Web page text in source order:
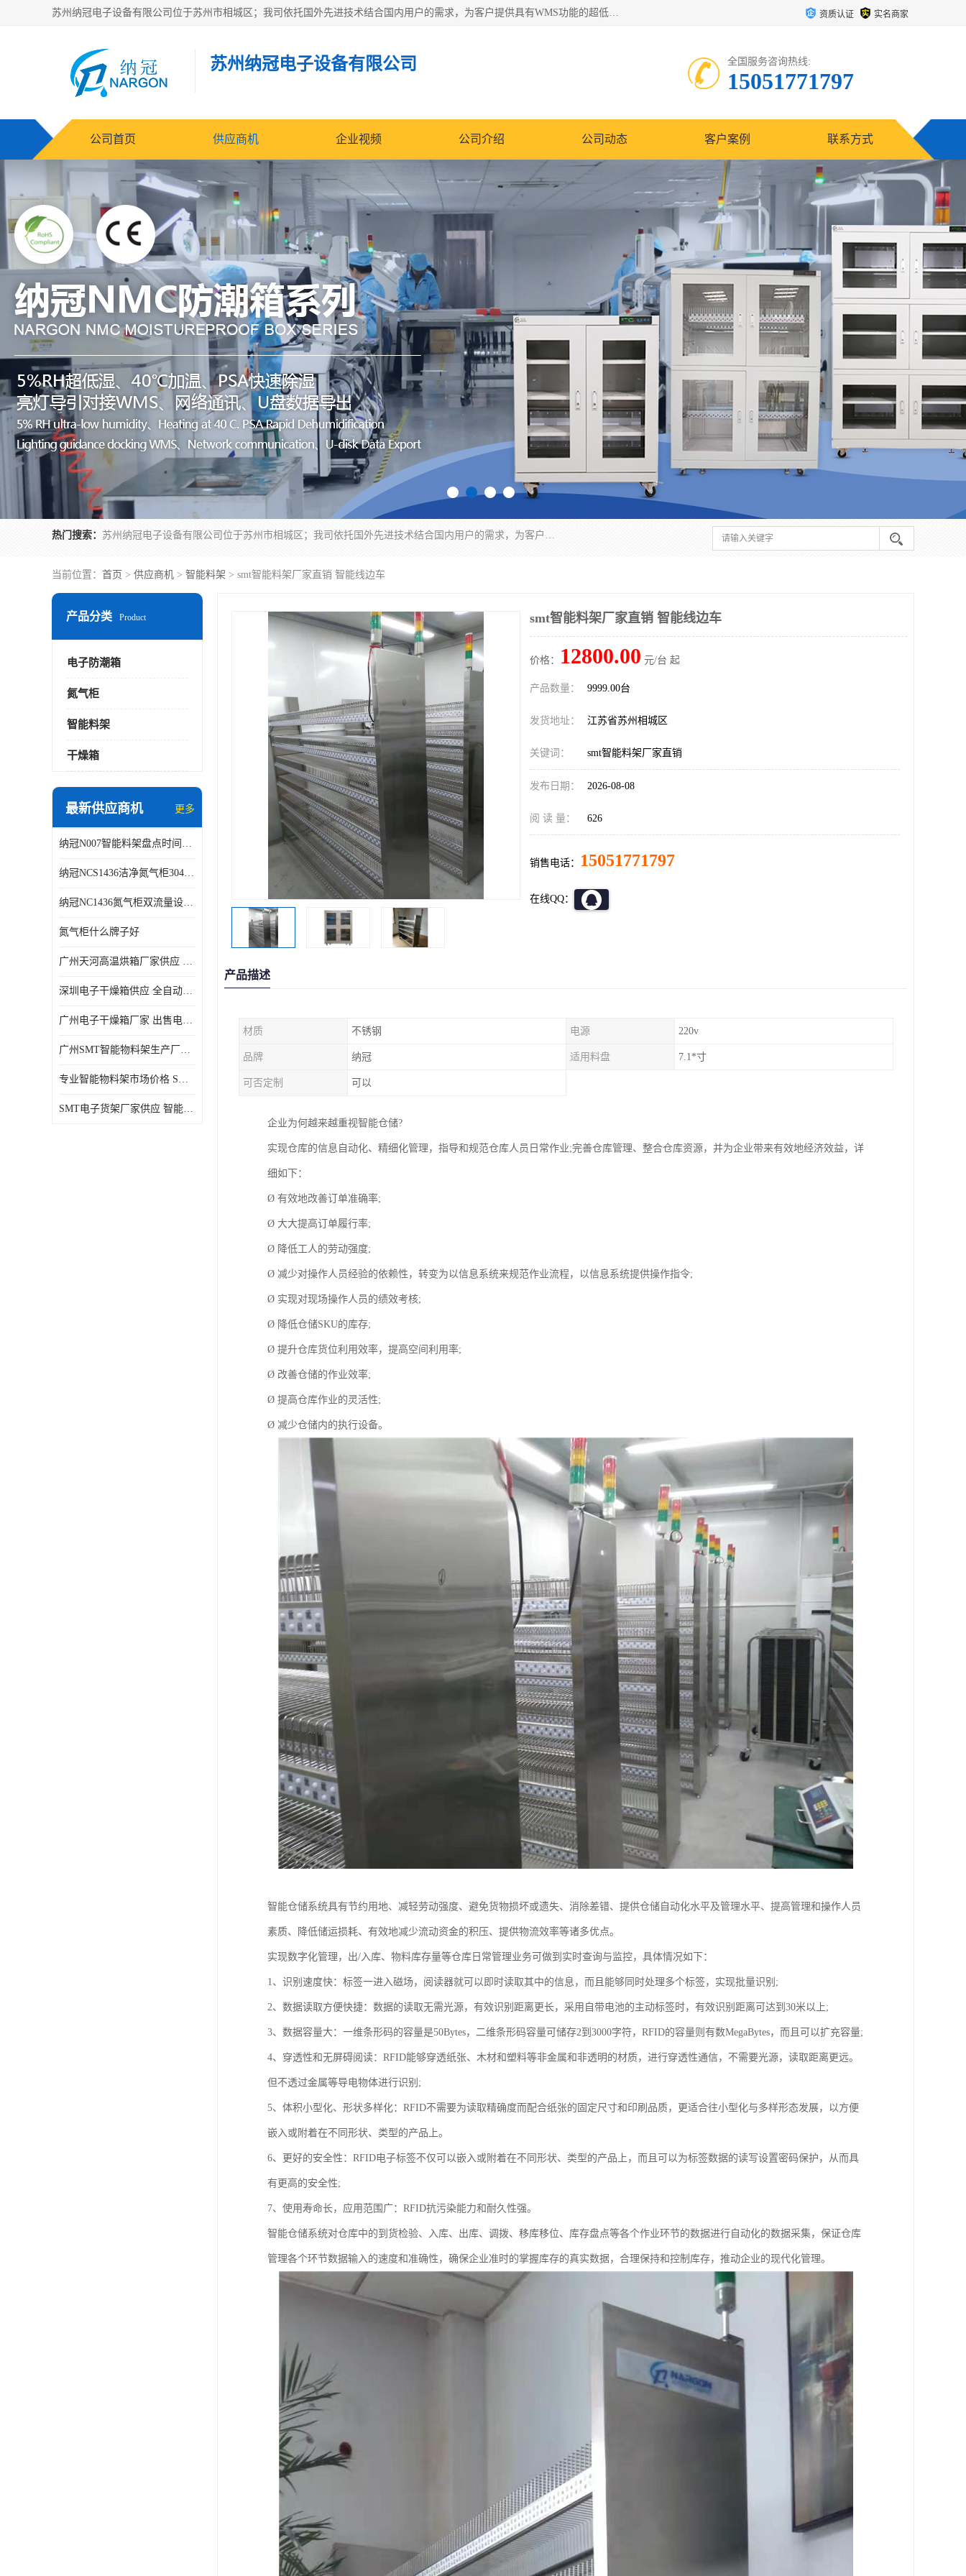
苏州纳冠电子设备有限公司位于苏州市相城区；我司依托国外先进技术结合国内用户的需求，为客户提供具有WMS功能的超低湿快速除湿电子防潮，压缩空气连续干燥柜、智能物料管理氮气储物柜、自制氮氮气柜、防潮氮气组合柜、不锈钢洁净氮气柜、洁净储物柜、石墨舟柜、亮灯导引丝网板存储柜、PCB柔性板气密干燥柜等 资质认证 实名商家
苏州纳冠电子设备有限公司 全国服务咨询热线:
15051771797
公司首页 供应商机 企业视频 公司介绍 公司动态 客户案例 联系方式
热门搜索： 苏州纳冠电子设备有限公司位于苏州市相城区；我司依托国外先进技术结合国内用户的需求，为客户提供具有WMS功能的超低湿快速除湿电子防潮，压缩空气连续干燥柜、智能物料管理氮气储物柜、自制氮氮气柜、防潮氮气组合柜、不锈钢洁净氮气柜、洁净储物柜、石墨舟柜、亮灯导引丝网板存储柜、PCB柔性板气密干燥柜等
当前位置： 首页 > 供应商机 > 智能料架 > smt智能料架厂家直销 智能线边车
产品分类 Product
电子防潮箱
氮气柜
智能料架
干燥箱
最新供应商机 更多
纳冠N007智能料架盘点时间可从2天减少到约2个小时
纳冠NCS1436洁净氮气柜304不锈钢洁净车间用
纳冠NC1436氮气柜双流量设计节约氮气
氮气柜什么牌子好
广州天河高温烘箱厂家供应 智能高温烘箱非标定制价格
深圳电子干燥箱供应 全自动恒温干燥箱厂家批发
广州电子干燥箱厂家 出售电子干燥箱优惠供应价格
广州SMT智能物料架生产厂家 智能物料架设计定制
专业智能物料架市场价格 SMT智能物料架供应厂家
SMT电子货架厂家供应 智能电子货架现货直销
smt智能料架厂家直销 智能线边车
价格： 12800.00 元/台 起
产品数量： 9999.00台
发货地址： 江苏省苏州相城区
关键词： smt智能料架厂家直销
发布日期： 2026-08-08
阅 读 量： 626
销售电话： 15051771797
在线QQ：
产品描述
材质 不锈钢 电源 220v
品牌 纳冠 适用料盘 7.1*寸
可否定制 可以
企业为何越来越重视智能仓储?
实现仓库的信息自动化、精细化管理，指导和规范仓库人员日常作业;完善仓库管理、整合仓库资源，并为企业带来有效地经济效益，详
细如下：
Ø 有效地改善订单准确率;
Ø 大大提高订单履行率;
Ø 降低工人的劳动强度;
Ø 减少对操作人员经验的依赖性，转变为以信息系统来规范作业流程，以信息系统提供操作指令;
Ø 实现对现场操作人员的绩效考核;
Ø 降低仓储SKU的库存;
Ø 提升仓库货位利用效率，提高空间利用率;
Ø 改善仓储的作业效率;
Ø 提高仓库作业的灵活性;
Ø 减少仓储内的执行设备。
智能仓储系统具有节约用地、减轻劳动强度、避免货物损坏或遗失、消除差错、提供仓储自动化水平及管理水平、提高管理和操作人员
素质、降低储运损耗、有效地减少流动资金的积压、提供物流效率等诸多优点。
实现数字化管理，出/入库、物料库存量等仓库日常管理业务可做到实时查询与监控，具体情况如下：
1、识别速度快：标签一进入磁场，阅读器就可以即时读取其中的信息，而且能够同时处理多个标签，实现批量识别;
2、数据读取方便快捷：数据的读取无需光源，有效识别距离更长，采用自带电池的主动标签时，有效识别距离可达到30米以上;
3、数据容量大：一维条形码的容量是50Bytes，二维条形码容量可储存2到3000字符，RFID的容量则有数MegaBytes，而且可以扩充容量;
4、穿透性和无屏碍阅读：RFID能够穿透纸张、木材和塑料等非金属和非透明的材质，进行穿透性通信，不需要光源，读取距离更远。
但不透过金属等导电物体进行识别;
5、体积小型化、形状多样化：RFID不需要为读取精确度而配合纸张的固定尺寸和印刷品质，更适合往小型化与多样形态发展，以方便
嵌入或附着在不同形状、类型的产品上。
6、更好的安全性：RFID电子标签不仅可以嵌入或附着在不同形状、类型的产品上，而且可以为标签数据的读写设置密码保护，从而具
有更高的安全性;
7、使用寿命长，应用范围广：RFID抗污染能力和耐久性强。
智能仓储系统对仓库中的到货检验、入库、出库、调拨、移库移位、库存盘点等各个作业环节的数据进行自动化的数据采集，保证仓库
管理各个环节数据输入的速度和准确性，确保企业准时的掌握库存的真实数据，合理保持和控制库存，推动企业的现代化管理。